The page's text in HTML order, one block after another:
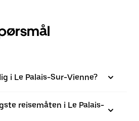
i Le Palais-Sur-Vienne?
reisemåten i Le Palais-